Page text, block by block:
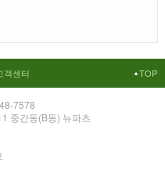
객센터 TOP
7578
중간동(B동) 뉴파츠